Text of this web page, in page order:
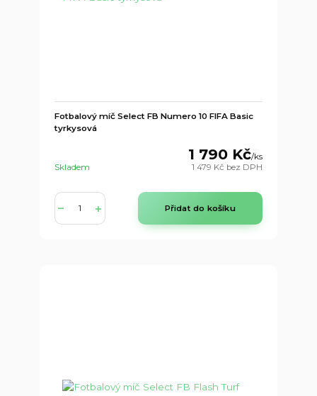
Fotbalový míč Select FB Numero 10 FIFA Basic
tyrkysová
1 790 Kč/ks
1 479 Kč bez DPH
Skladem
Přidat do košíku